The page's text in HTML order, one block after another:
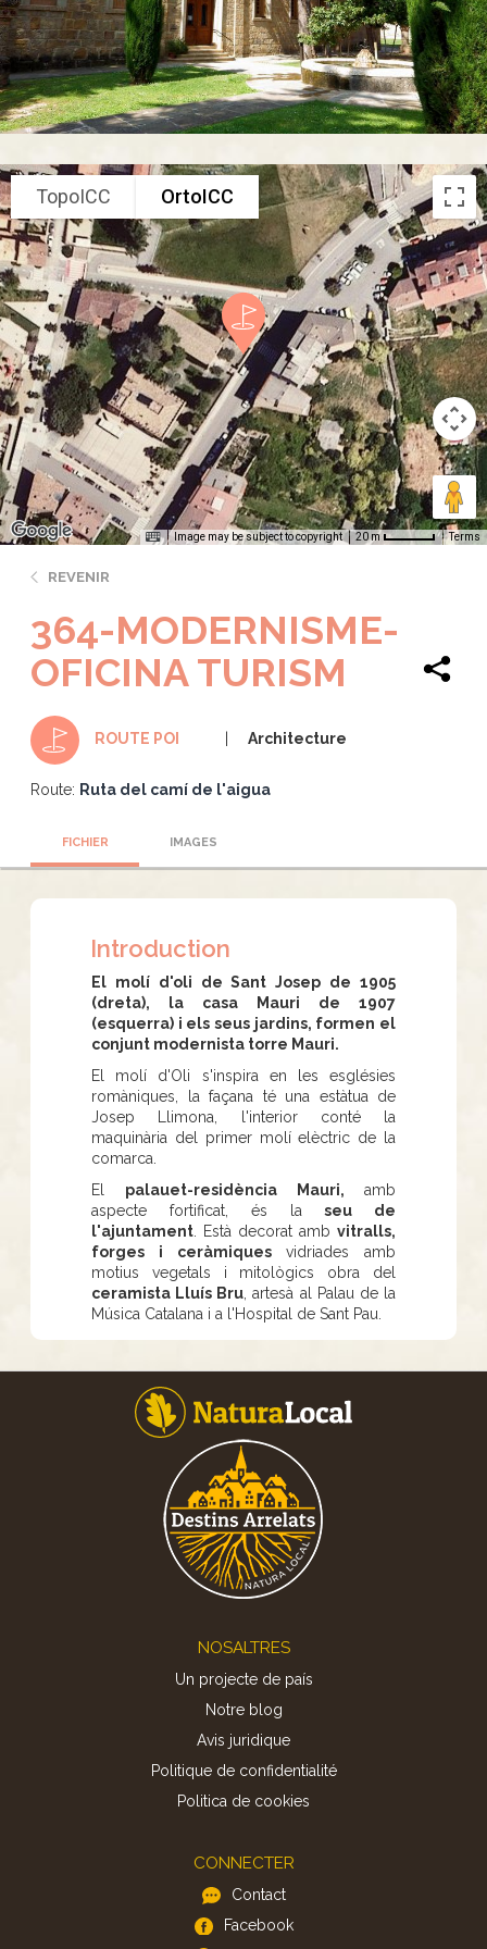
TopoICC OrtoICC
Image may be subject to copyright 20 m Terms
REVENIR
364-MODERNISME-
OFICINA TURISM
ROUTE POI Architecture
Route: Ruta del camí de l'aigua
FICHIER IMAGES
Introduction
El molí d'oli de Sant Josep de 1905
(dreta), la casa Mauri de 1907
(esquerra) i els seus jardins, formen el
conjunt modernista torre Mauri.
El molí d'Oli s'inspira en les esglésies
romàniques, la façana té una estàtua de
Josep Llimona, l'interior conté la
maquinària del primer molí elèctric de la
comarca.
El palauet-residència Mauri, amb
aspecte fortificat, és la seu de
l'ajuntament . Està decorat amb vitralls,
forges i ceràmiquesvidriades amb
motius vegetals i mitològics obra del
ceramista Lluís Bru , artesà al Palau de la
Música Catalana i a l'Hospital de Sant Pau.
NOSALTRES
Un projecte de país
Notre blog
Avis juridique
Politique de confidentialité
Politica de cookies
CONNECTER
Contact
Facebook